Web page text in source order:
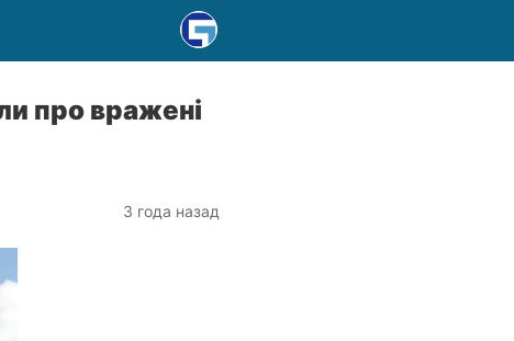
про вражені
3 года назад